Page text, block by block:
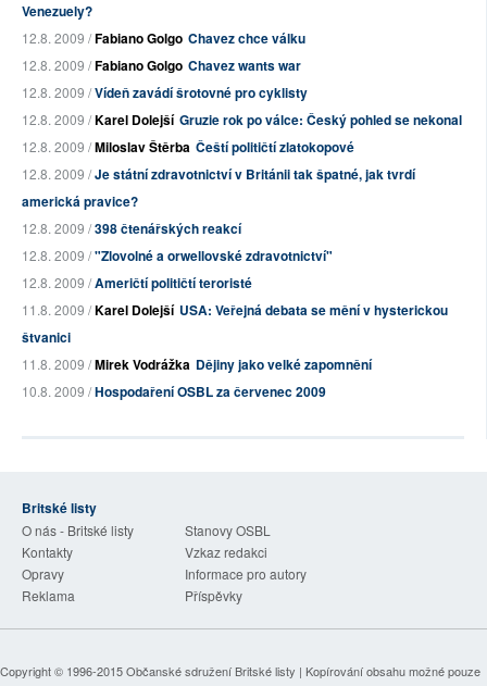
Venezuely?
12.8. 2009 /Fabiano Golgo Chavez chce válku
12.8. 2009 /Fabiano Golgo Chavez wants war
12.8. 2009 /Vídeň zavádí šrotovné pro cyklisty
12.8. 2009 /Karel Dolejší Gruzie rok po válce: Český pohled se nekonal
12.8. 2009 /Miloslav Štěrba Čeští političtí zlatokopové
12.8. 2009 /Je státní zdravotnictví v Británii tak špatné, jak tvrdí
americká pravice?
12.8. 2009 /398 čtenářských reakcí
12.8. 2009 /"Zlovolné a orwellovské zdravotnictví"
12.8. 2009 /Američtí političtí teroristé
11.8. 2009 /Karel Dolejší USA: Veřejná debata se mění v hysterickou
štvanici
11.8. 2009 /Mirek Vodrážka Dějiny jako velké zapomnění
10.8. 2009 /Hospodaření OSBL za červenec 2009
Britské listy
O nás - Britské listy
Stanovy OSBL
Kontakty
Vzkaz redakci
Opravy
Informace pro autory
Reklama
Příspěvky
Copyright © 1996-2015Občanské sdružení Britské listy | Kopírování obsahu možné pouze